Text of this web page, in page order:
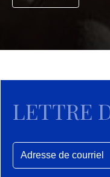
LETTRE